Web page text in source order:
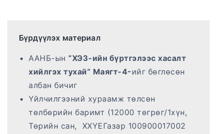
Бүрдүүлэх материал
ААНБ-ын “ХЭЗ-ийн бүртгэлээс хасалт
хийлгэх тухай” Маягт-4-ийг бөглөсөн
албан бичиг
Үйлчилгээний хураамж төлсөн
төлбөрийн баримт (12000 төгрөг/1хүн,
Төрийн сан, ХХҮЕГазар 100900017002